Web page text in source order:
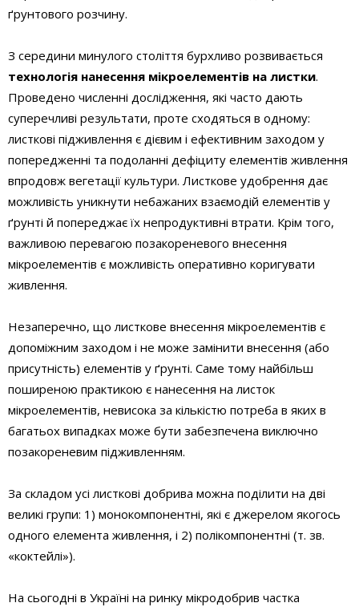
ґрунтового розчину.
З середини минулого століття бурхливо розвивається
технологія нанесення мікроелементів на листки.
Проведено численні дослідження, які часто дають
суперечливі результати, проте сходяться в одному:
листкові підживлення є дієвим і ефективним заходом у
попередженні та подоланні дефіциту елементів живлення
впродовж вегетації культури. Листкове удобрення дає
можливість уникнути небажаних взаємодій елементів у
ґрунті й попереджає їх непродуктивні втрати. Крім того,
важливою перевагою позакореневого внесення
мікроелементів є можливість оперативно коригувати
живлення.
Незаперечно, що листкове внесення мікроелементів є
допоміжним заходом і не може замінити внесення (або
присутність) елементів у ґрунті. Саме тому найбільш
поширеною практикою є нанесення на листок
мікроелементів, невисока за кількістю потреба в яких в
багатьох випадках може бути забезпечена виключно
позакореневим підживленням.
За складом усі листкові добрива можна поділити на дві
великі групи: 1) монокомпонентні, які є джерелом якогось
одного елемента живлення, і 2) полікомпонентні (т. зв.
«коктейлі»).
На сьогодні в Україні на ринку мікродобрив частка